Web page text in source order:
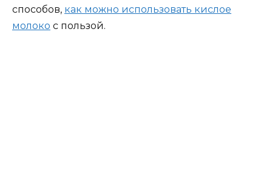
способов, как можно использовать кислое
молоко с пользой.